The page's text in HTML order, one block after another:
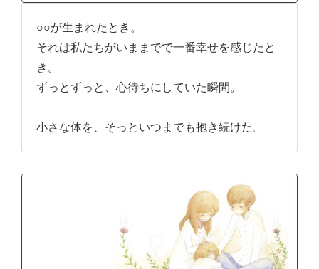
○○が生まれたとき。
それは私たちがいままでで一番幸せを感じたと
き。
ずっとずっと、心待ちにしていた瞬間。
小さな体を、そっといつまでも抱き続けた。